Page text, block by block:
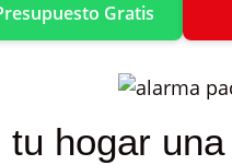
Gratis
hogar